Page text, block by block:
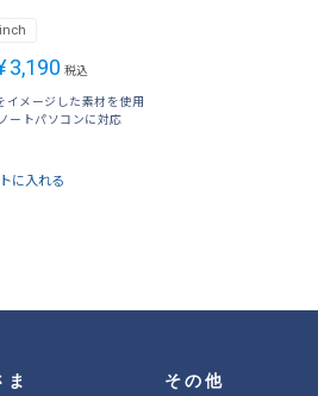
3,190 税込
イメージした素材を使用
ートパソコンに対応
に入れる
ま その他